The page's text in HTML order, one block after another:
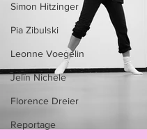
Simon Hitzinger
Pia Zibulski
Leonne Voegelin
Jelïn Nichele
Florence Dreier
Reportage